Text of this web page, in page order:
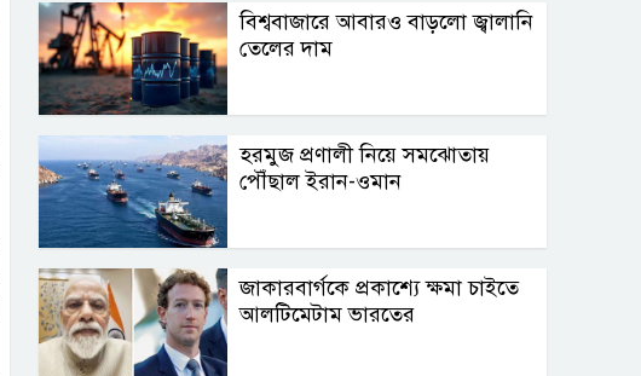
বিশ্ববাজারে আবারও বাড়লো জ্বালানি
তেলের দাম
হরমুজ প্রণালী নিয়ে সমঝোতায়
পৌঁছাল ইরান-ওমান
জাকারবার্গকে প্রকাশ্যে ক্ষমা চাইতে
আলটিমেটাম ভারতের